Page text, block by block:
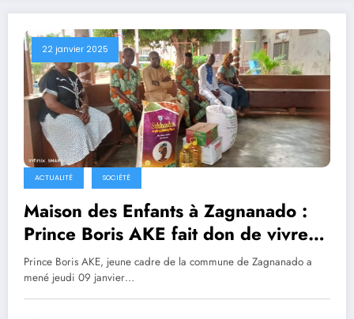
22 janvier 2025
ACTUALITÉ SOCIÉTÉ
Maison des Enfants à Zagnanado :
Prince Boris AKE fait don de vivres
aux enfants handicapés
Prince Boris AKE, jeune cadre de la commune de Zagnanado a
mené jeudi 09 janvier…